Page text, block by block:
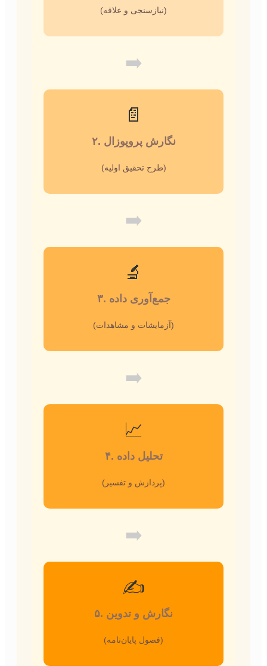
(نیازسنجی و علاقه)
➡️
📄
۲. نگارش پروپوزال
(طرح تحقیق اولیه)
➡️
🔬
۳. جمع‌آوری داده
(آزمایشات و مشاهدات)
➡️
📈
۴. تحلیل داده
(پردازش و تفسیر)
➡️
✍️
۵. نگارش و تدوین
(فصول پایان‌نامه)